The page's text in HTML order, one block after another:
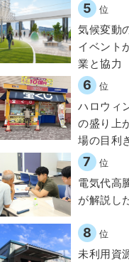
5 位
気候変動
イベント
業と協力
6 位
ハロウィ
の盛り上
場の目利
7 位
電気代高
が解説し
8 位
未利用資